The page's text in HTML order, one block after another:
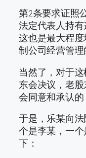
第2条要求证照
法定代表人持有
这也是最大程
制公司经营管理
当然了，对于
东会决议，老
会同意和承认的
于是，乐某向
个是李某，一
下：